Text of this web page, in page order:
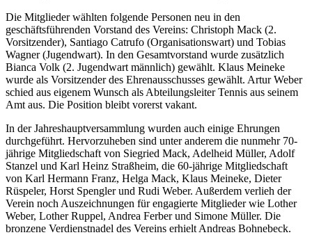
Die Mitglieder wählten folgende Personen neu in den
geschäftsführenden Vorstand des Vereins: Christoph Mack (2.
Vorsitzender), Santiago Catrufo (Organisationswart) und Tobias
Wagner (Jugendwart). In den Gesamtvorstand wurde zusätzlich
Bianca Volk (2. Jugendwart männlich) gewählt. Klaus Meineke
wurde als Vorsitzender des Ehrenausschusses gewählt. Artur Weber
schied aus eigenem Wunsch als Abteilungsleiter Tennis aus seinem
Amt aus. Die Position bleibt vorerst vakant.
In der Jahreshauptversammlung wurden auch einige Ehrungen
durchgeführt. Hervorzuheben sind unter anderem die nunmehr 70-
jährige Mitgliedschaft von Siegried Mack, Adelheid Müller, Adolf
Stanzel und Karl Heinz Straßheim, die 60-jährige Mitgliedschaft
von Karl Hermann Franz, Helga Mack, Klaus Meineke, Dieter
Rüspeler, Horst Spengler und Rudi Weber. Außerdem verlieh der
Verein noch Auszeichnungen für engagierte Mitglieder wie Lother
Weber, Lother Ruppel, Andrea Ferber und Simone Müller. Die
bronzene Verdienstnadel des Vereins erhielt Andreas Bohnebeck.